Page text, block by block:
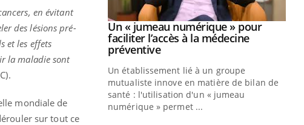
en évitant
des lésions pré-
et les effets
la maladie sont
mondiale de
sur tout ce
2026Youtube
et, pour de
atteintes de
de questions, de
Youtube
Un « jumeau numérique » pour
faciliter l’accès à la médecine
préventiveYoutube
Un établissement lié à un groupe
mutualiste innove en matière de bilan de
santé : l'utilisation d'un « jumeau
numérique » permet ...